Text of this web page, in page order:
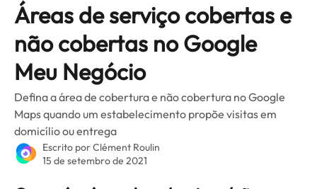
Áreas de serviço cobertas e
não cobertas no Google
Meu Negócio
Defina a área de cobertura e não cobertura no Google
Maps quando um estabelecimento propõe visitas em
domicílio ou entrega
Escrito porClément Roulin
15 de setembro de 2021